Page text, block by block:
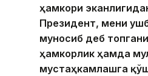
ҳамкори
Президент, мени
муносиб деб
ҳамкорлик ҳамда
мустаҳкамлашга